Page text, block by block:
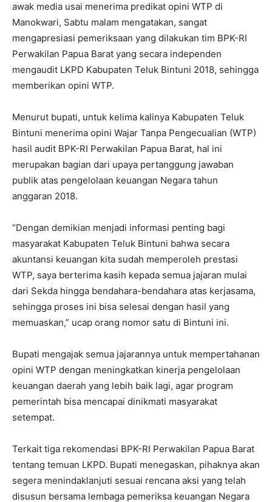
awak media usai menerima predikat opini WTP di
Manokwari, Sabtu malam mengatakan, sangat
mengapresiasi pemeriksaan yang dilakukan tim BPK-RI
Perwakilan Papua Barat yang secara independen
mengaudit LKPD Kabupaten Teluk Bintuni 2018, sehingga
memberikan opini WTP.
Menurut bupati, untuk kelima kalinya Kabupaten Teluk
Bintuni menerima opini Wajar Tanpa Pengecualian (WTP)
hasil audit BPK-RI Perwakilan Papua Barat, hal ini
merupakan bagian dari upaya pertanggung jawaban
publik atas pengelolaan keuangan Negara tahun
anggaran 2018.
“Dengan demikian menjadi informasi penting bagi
masyarakat Kabupaten Teluk Bintuni bahwa secara
akuntansi keuangan kita sudah memperoleh prestasi
WTP, saya berterima kasih kepada semua jajaran mulai
dari Sekda hingga bendahara-bendahara atas kerjasama,
sehingga proses ini bisa selesai dengan hasil yang
memuaskan,” ucap orang nomor satu di Bintuni ini.
Bupati mengajak semua jajarannya untuk mempertahanan
opini WTP dengan meningkatkan kinerja pengelolaan
keuangan daerah yang lebih baik lagi, agar program
pemerintah bisa mencapai dinikmati masyarakat
setempat.
Terkait tiga rekomendasi BPK-RI Perwakilan Papua Barat
tentang temuan LKPD. Bupati menegaskan, pihaknya akan
segera menindaklanjuti sesuai rencana aksi yang telah
disusun bersama lembaga pemeriksa keuangan Negara